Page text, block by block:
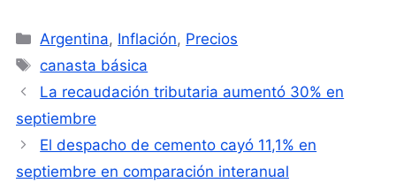
Categorías
Argentina, Inflación, Precios
Etiquetas
canasta básica
La recaudación tributaria aumentó 30% en
septiembre
El despacho de cemento cayó 11,1% en
septiembre en comparación interanual